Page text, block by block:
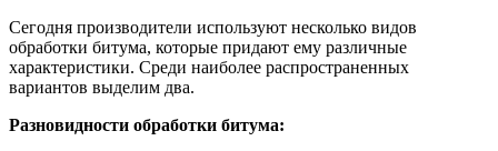
Сегодня производители используют несколько видов
обработки битума, которые придают ему различные
характеристики. Среди наиболее распространенных
вариантов выделим два.
Разновидности обработки битума: